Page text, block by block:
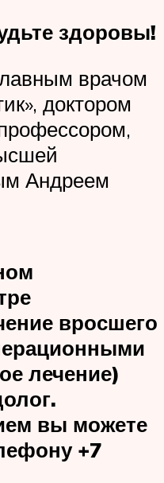
здоровы!
врачом
доктором
Андреем
вросшего
лечение)
вы можете
+7